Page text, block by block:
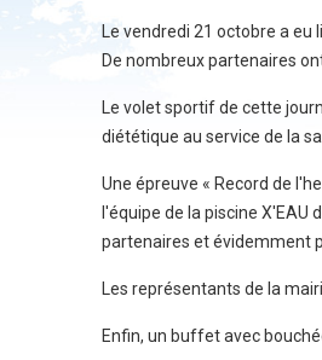
Le vendredi 21 octobre a eu
De nombreux partenaires
Le volet sportif de cette
diététique au service de la
Une épreuve « Record de
l'équipe de la piscine
partenaires et évidemment
Les représentants de la
Enfin, un buffet avec